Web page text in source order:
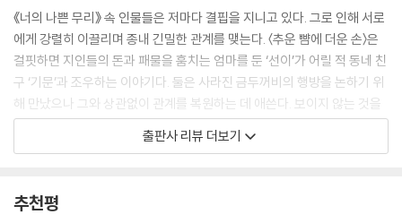
면 그건 나의 문제라고 여겼던 것 같다.
--- 「너의 나쁜 무리」 중에서
나는 여사처럼 살 거다. 아주 많은 사람에게 마음 주고 몸 주고 절절매며 그
게 사랑이라고 생각하며 평생을 살아갈 테다.
--- 「너의 나쁜 무리」 중에서
데가 단단히 틀어진 사람이라는 걸 깨달았다.
《너의 나쁜 무리》 속 인물들은 저마다 결핍을 지니고 있다. 그로 인해 서로
에게 강렬히 이끌리며 종내 긴밀한 관계를 맺는다. 〈추운 뺨에 더운 손〉은
걸핏하면 지인들의 돈과 패물을 훔치는 엄마를 둔 ‘선이’가 어릴 적 동네 친
구 ‘기문’과 조우하는 이야기다. 둘은 사라진 금두꺼비의 행방을 논하기 위
해 만났으나 그와 상관없이 관계를 복원하는 데 애쓴다. 보이지 않는 것을
보이는 것처럼 믿는 “마임”을 함께함으로써 변함없는 애정과 의지를 서로
확인한다. 그렇지만 보이지 않는 것을 보이는 것처럼 믿는 일이란 무시로
출판사 리뷰 더보기
추천평